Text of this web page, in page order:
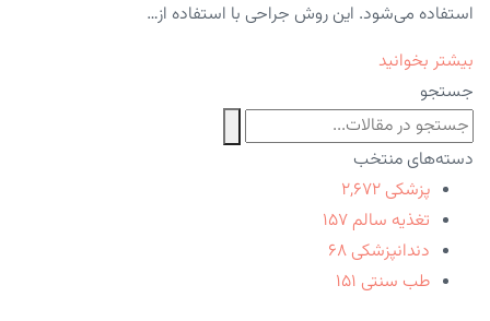
استفاده می‌شود. این روش جراحی با استفاده از…
بیشتر بخوانید
جستجو
دسته‌های منتخب
پزشکی ۲,۶۷۲
تغذیه سالم ۱۵۷
دندانپزشکی ۶۸
طب سنتی ۱۵۱